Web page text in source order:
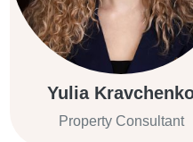
Yulia
Property Consultant